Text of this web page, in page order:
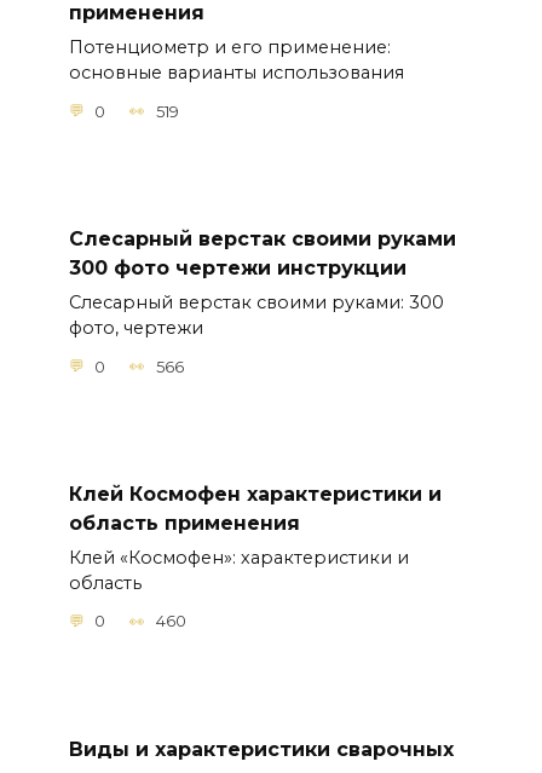
применения
Потенциометр и его применение:
основные варианты использования
0 519
Слесарный верстак своими руками
300 фото чертежи инструкции
Слесарный верстак своими руками: 300
фото, чертежи
0 566
Клей Космофен характеристики и
область применения
Клей «Космофен»: характеристики и
область
0 460
Виды и характеристики сварочных